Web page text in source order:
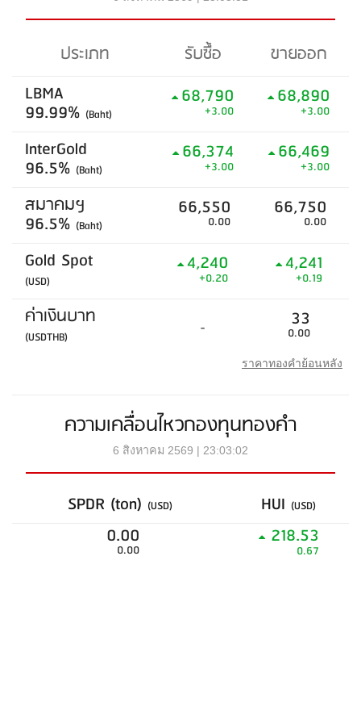
ประเภท รับซื้อ
ขายออก
LBMA
99.99% (Baht)
68,790
+3.00
68,890
+3.00
InterGold
96.5% (Baht)
66,374
+3.00
66,469
+3.00
สมาคมฯ
96.5% (Baht)
66,550
0.00
66,750
0.00
Gold Spot
(USD)
4,240
+0.20
4,241
+0.19
ค่าเงินบาท
(USDTHB) - 33
0.00
ราคาทองคำย้อนหลัง
ความเคลื่อนไหวกองทุนทองคำ
6 สิงหาคม 2569 | 23:03:02
SPDR (ton) (USD) HUI (USD)
0.00
0.00
218.53
0.67